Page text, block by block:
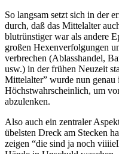
So langsam setzt sich in der
durch, daß das Mittelalter
blutrünstiger war als andere
großen Hexenverfolgungen
verbrechen (Ablasshandel,
usw.) in der frühen Neuzeit
Mittelalter” wurde nun
Höchstwahrscheinlich, um
abzulenken.
Also auch ein zentraler
übelsten Dreck am Stecken
zeigen “die sind ja noch